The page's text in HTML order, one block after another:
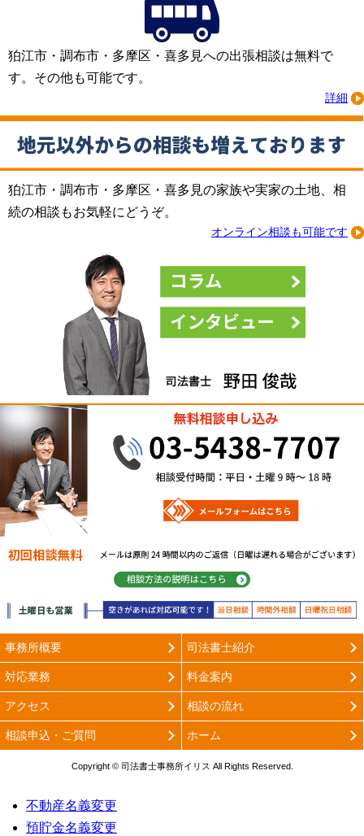
狛江市・調布市・多摩区・喜多見への出張相談は無料で
す。その他も可能です。
詳細
狛江市・調布市・多摩区・喜多見の家族や実家の土地、相
続の相談もお気軽にどうぞ。
オンライン相談も可能です
事務所概要 司法書士紹介
対応業務 料金案内
アクセス 相談の流れ
相談申込・ご質問 ホーム
Copyright © 司法書士事務所イリス All Rights Reserved.
不動産名義変更
預貯金名義変更